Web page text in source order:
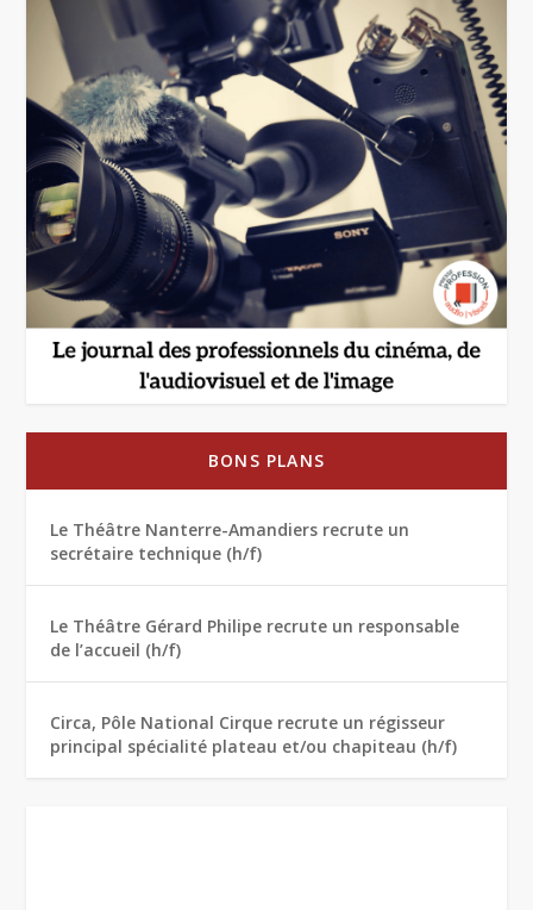
BONS PLANS
Le Théâtre Nanterre-Amandiers recrute un
secrétaire technique (h/f)
Le Théâtre Gérard Philipe recrute un responsable
de l’accueil (h/f)
Circa, Pôle National Cirque recrute un régisseur
principal spécialité plateau et/ou chapiteau (h/f)